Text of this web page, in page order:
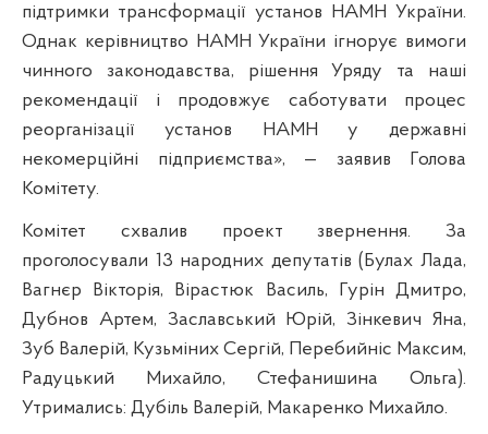
підтримки трансформації установ НАМН України.
Однак керівництво НАМН України ігнорує вимоги
чинного законодавства, рішення Уряду та наші
рекомендації і продовжує саботувати процес
реорганізації установ НАМН у державні
некомерційні підприємства», — заявив Голова
Комітету.
Комітет схвалив проект звернення. За
проголосували 13 народних депутатів (Булах Лада,
Вагнєр Вікторія, Вірастюк Василь, Гурін Дмитро,
Дубнов Артем, Заславський Юрій, Зінкевич Яна,
Зуб Валерій, Кузьміних Сергій, Перебийніс Максим,
Радуцький Михайло, Стефанишина Ольга).
Утримались: Дубіль Валерій, Макаренко Михайло.